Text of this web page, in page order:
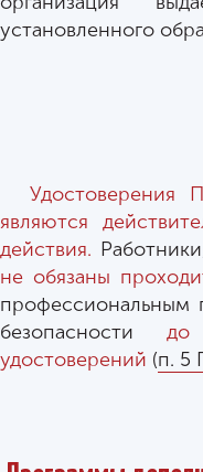
установленного
Удостоверения
являются
действия.
не обязаны
профессиональным
безопасности до
удостоверений (п. 5